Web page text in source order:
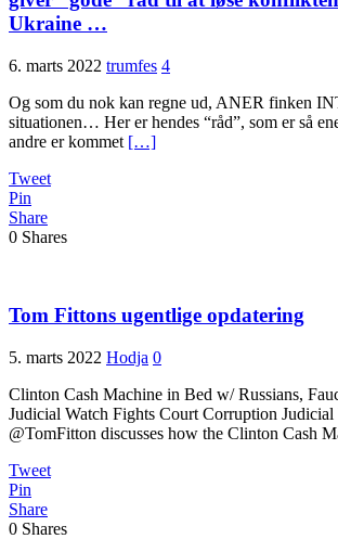
Ukraine …
6. marts 2022 trumfes 4
Og som du nok kan regne ud, ANER finken
situationen… Her er hendes “råd”, som er så
andre er kommet […]
Tweet
Pin
Share
0 Shares
Tom Fittons ugentlige opdatering
5. marts 2022 Hodja 0
Clinton Cash Machine in Bed w/ Russians,
Judicial Watch Fights Court Corruption Judicial
@TomFitton discusses how the Clinton Cash
Tweet
Pin
Share
0 Shares